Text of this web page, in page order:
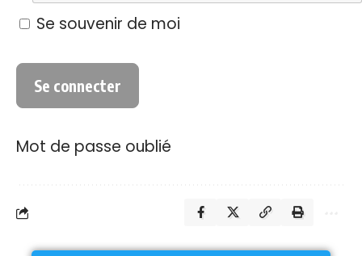
Se souvenir de moi
Mot de passe oublié